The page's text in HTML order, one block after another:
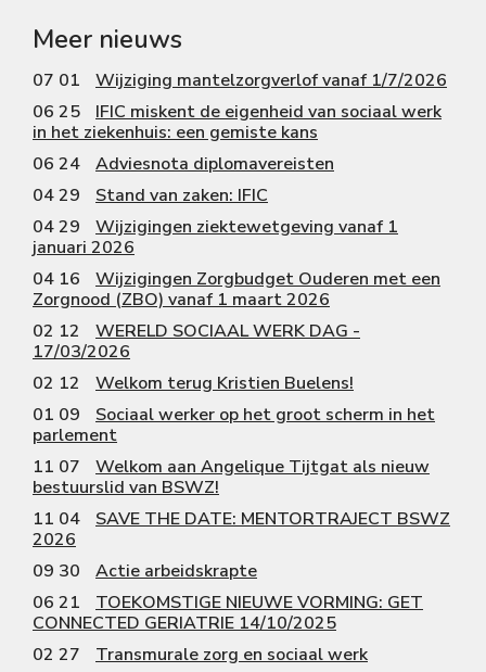
Meer nieuws
07 01
Wijziging mantelzorgverlof vanaf 1/7/2026
06 25
IFIC miskent de eigenheid van sociaal werk
in het ziekenhuis: een gemiste kans
06 24
Adviesnota diplomavereisten
04 29
Stand van zaken: IFIC
04 29
Wijzigingen ziektewetgeving vanaf 1
januari 2026
04 16
Wijzigingen Zorgbudget Ouderen met een
Zorgnood (ZBO) vanaf 1 maart 2026
02 12
WERELD SOCIAAL WERK DAG -
17/03/2026
02 12
Welkom terug Kristien Buelens!
01 09
Sociaal werker op het groot scherm in het
parlement
11 07
Welkom aan Angelique Tijtgat als nieuw
bestuurslid van BSWZ!
11 04
SAVE THE DATE: MENTORTRAJECT BSWZ
2026
09 30
Actie arbeidskrapte
06 21
TOEKOMSTIGE NIEUWE VORMING: GET
CONNECTED GERIATRIE 14/10/2025
02 27
Transmurale zorg en sociaal werk